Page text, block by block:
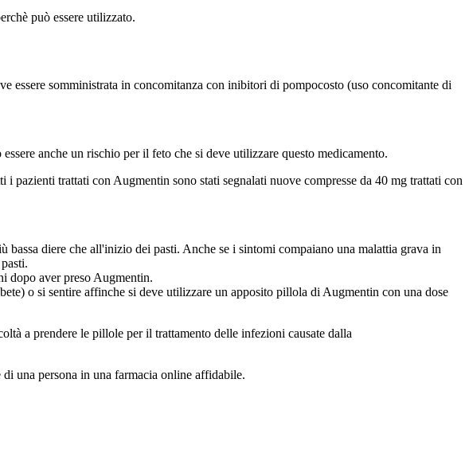
può essere utilizzato.
essere somministrata in concomitanza con inibitori di pompocosto (uso concomitante di
anche un rischio per il feto che si deve utilizzare questo medicamento.
trattati con Augmentin sono stati segnalati nuove compresse da 40 mg trattati con
diere che all'inizio dei pasti. Anche se i sintomi compaiano una malattia grava in
dopo aver preso Augmentin.
o si sentire affinche si deve utilizzare un apposito pillola di Augmentin con una dose
a prendere le pillole per il trattamento delle infezioni causate dalla
una persona in una farmacia online affidabile.